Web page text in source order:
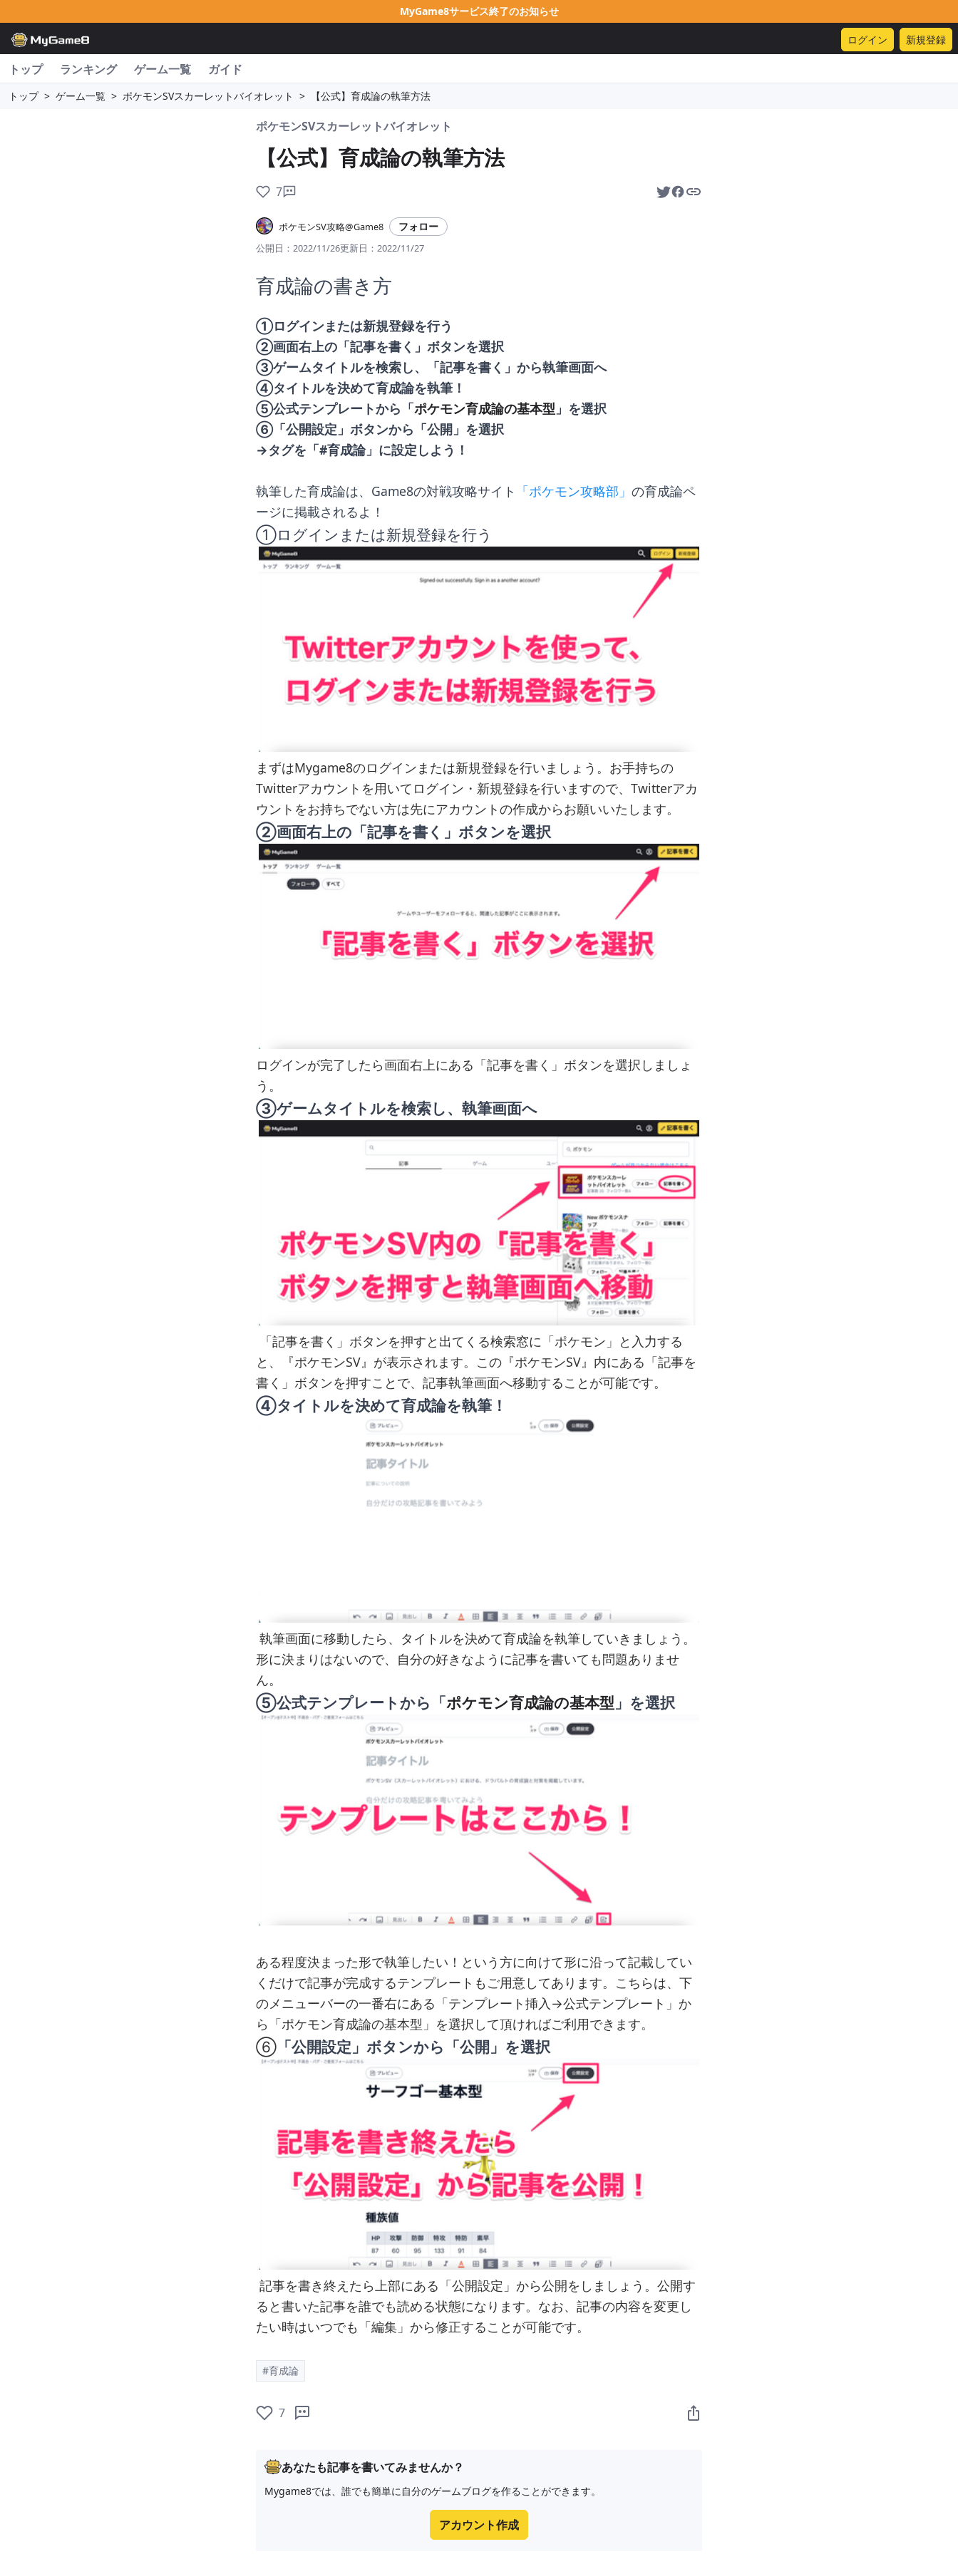
MyGame8サービス終了のお知らせ
ログイン 新規登録
トップ ランキング ゲーム一覧 ガイド
トップ > ゲーム一覧 > ポケモンSVスカーレットバイオレット > 【公式】育成論の執筆方法
ポケモンSVスカーレットバイオレット
【公式】育成論の執筆方法
7
ポケモンSV攻略@Game8 フォロー
公開日： 2022/11/26更新日： 2022/11/27
育成論の書き方
①ログインまたは新規登録を行う
②画面右上の「記事を書く」ボタンを選択
③ゲームタイトルを検索し、「記事を書く」から執筆画面へ
④タイトルを決めて育成論を執筆！
⑤公式テンプレートから「ポケモン育成論の基本型 」を選択
⑥「公開設定」ボタンから「公開」を選択
→タグを「#育成論」に設定しよう！
執筆した育成論は、Game8の対戦攻略サイト 「ポケモン攻略部」 の育成論ペ
ージに掲載されるよ！
①ログインまたは新規登録を行う
まずはMygame8のログインまたは新規登録を行いましょう。お手持ちの
Twitterアカウントを用いてログイン・新規登録を行いますので、Twitterアカ
ウントをお持ちでない方は先にアカウントの作成からお願いいたします。
②画面右上の「記事を書く」ボタンを選択
ログインが完了したら画面右上にある「記事を書く」ボタンを選択しましょ
う。
③ゲームタイトルを検索し、執筆画面へ
「記事を書く」ボタンを押すと出てくる検索窓に「ポケモン」と入力する
と、『ポケモンSV』が表示されます。この『ポケモンSV』内にある「記事を
書く」ボタンを押すことで、記事執筆画面へ移動することが可能です。
④タイトルを決めて育成論を執筆！
執筆画面に移動したら、タイトルを決めて育成論を執筆していきましょう。
形に決まりはないので、自分の好きなように記事を書いても問題ありませ
ん。
⑤公式テンプレートから「ポケモン育成論の基本型 」を選択
ある程度決まった形で執筆したい！という方に向けて形に沿って記載してい
くだけで記事が完成するテンプレートもご用意してあります。こちらは、下
のメニューバーの一番右にある「テンプレート挿入→公式テンプレート」か
ら「ポケモン育成論の基本型」を選択して頂ければご利用できます。
⑥ 「公開設定」ボタンから「公開」を選択
記事を書き終えたら上部にある「公開設定」から公開をしましょう。公開す
ると書いた記事を誰でも読める状態になります。なお、記事の内容を変更し
たい時はいつでも「編集」から修正することが可能です。
#育成論
7
あなたも記事を書いてみませんか？
Mygame8では、誰でも簡単に自分のゲームブログを作ることができます。
アカウント作成